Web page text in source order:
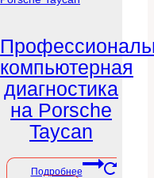
компьютерная
диагностика
на Porsche
Taycan
Подробнее